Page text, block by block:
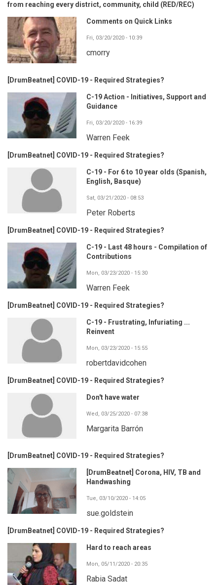
from reaching every district, community, child (RED/REC)
Comments on Quick Links
Fri, 03/20/2020 - 10:39
cmorry
[DrumBeatnet] COVID-19 - Required Strategies?
C-19 Action - Initiatives, Support and
Guidance
Fri, 03/20/2020 - 16:39
Warren Feek
[DrumBeatnet] COVID-19 - Required Strategies?
C-19 - For 6 to 10 year olds (Spanish,
English, Basque)
Sat, 03/21/2020 - 08:53
Peter Roberts
[DrumBeatnet] COVID-19 - Required Strategies?
C-19 - Last 48 hours - Compilation of
Contributions
Mon, 03/23/2020 - 15:30
Warren Feek
[DrumBeatnet] COVID-19 - Required Strategies?
C-19 - Frustrating, Infuriating ...
Reinvent
Mon, 03/23/2020 - 15:55
robertdavidcohen
[DrumBeatnet] COVID-19 - Required Strategies?
Don't have water
Wed, 03/25/2020 - 07:38
Margarita Barrón
[DrumBeatnet] COVID-19 - Required Strategies?
[DrumBeatnet] Corona, HIV, TB and
Handwashing
Tue, 03/10/2020 - 14:05
sue.goldstein
[DrumBeatnet] COVID-19 - Required Strategies?
Hard to reach areas
Mon, 05/11/2020 - 20:35
Rabia Sadat